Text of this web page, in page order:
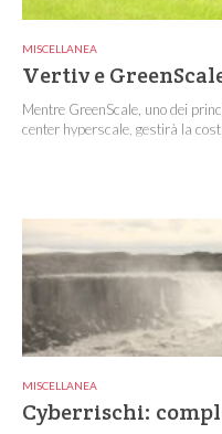
MISCELLANEA
Vertiv e
Mentre GreenScale, uno dei
center hyperscale, gestirà la
MISCELLANEA
Cyberrischi: